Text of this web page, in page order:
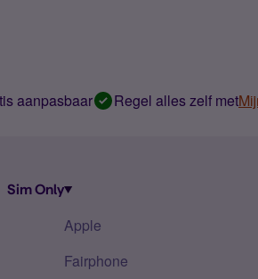
aanpasbaar Regel alles zelf met
Sim Only
Apple
Fairphone